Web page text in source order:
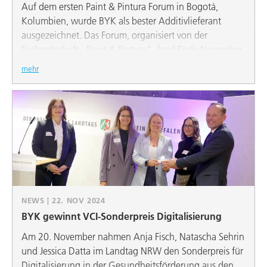
Auf dem ersten Paint & Pintura Forum in Bogotá,
Kolumbien, wurde BYK als bester Additivlieferant
ausgezeichnet. Das Forum, organisiert von der
Fachzeitschrift „Paint & Pintura“, fand Ende November
statt und brachte zahlreiche Experten und
zusammen. Die Jury, bestehend aus Technikern und
Einkäufern lokaler Unternehmen, würdigte vor allem
die engen Kundenbeziehungen und den exzellenten
technischen und kommerziellen Service von BYK.
mehr
Industrie) Anja Fisch, Natascha Sehrin, Jessica Datta (alle BYK), Thomas
Wessel, Vorstandsvorsitzender VCI NRW
NEWS | 22. NOV 2024
BYK gewinnt VCI-Sonderpreis Digitalisierung
Am 20. November nahmen Anja Fisch, Natascha Sehrin
und Jessica Datta im Landtag NRW den Sonderpreis für